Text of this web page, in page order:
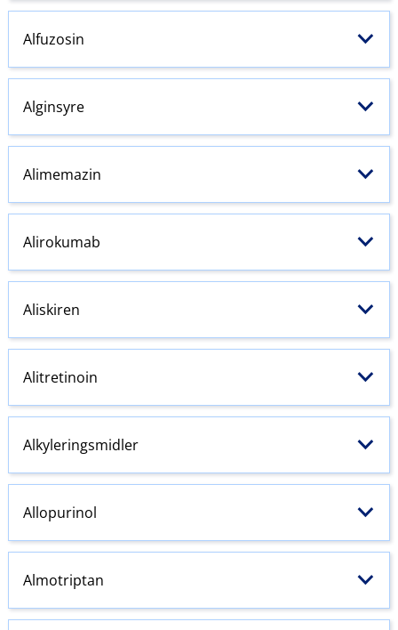
Alfuzosin
Alginsyre
Alimemazin
Alirokumab
Aliskiren
Alitretinoin
Alkyleringsmidler
Allopurinol
Almotriptan